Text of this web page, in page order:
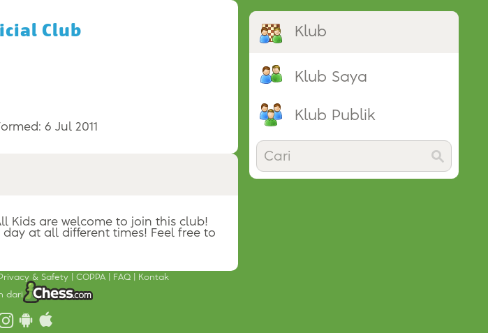
Club
6 Jul 2011
Kids are welcome to join this club!
at all different times! Feel free to
Privacy & Safety COPPA FAQ Kontak
dari
Klub
Klub Saya
Klub Publik